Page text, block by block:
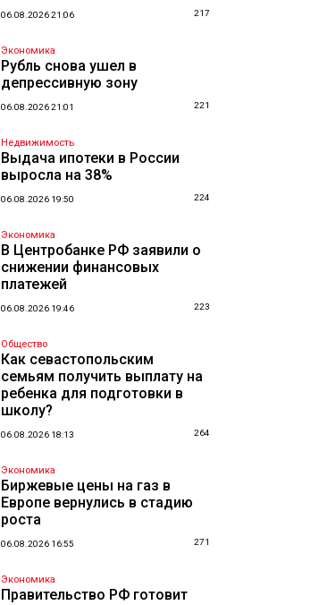
06.08.2026 21:06 217
Экономика
Рубль снова ушел в
депрессивную зону
06.08.2026 21:01 221
Недвижимость
Выдача ипотеки в России
выросла на 38%
06.08.2026 19:50 224
Экономика
В Центробанке РФ заявили о
снижении финансовых
платежей
06.08.2026 19:46 223
Общество
Как севастопольским
семьям получить выплату на
ребенка для подготовки в
школу?
06.08.2026 18:13 264
Экономика
Биржевые цены на газ в
Европе вернулись в стадию
роста
06.08.2026 16:55 271
Экономика
Правительство РФ готовит